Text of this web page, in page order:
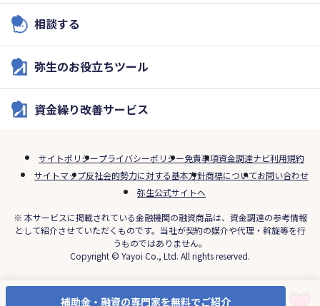
相談する
弥生のお役立ちツール
資金繰り改善サービス
サイトポリシープライバシーポリシー免責事項資金調達ナビ利用規約
サイトマップ反社会的勢力に対する基本方針商標についてお問い合わせ
弥生公式サイトへ
※ 本サービスに掲載されている金融機関の融資商品は、資金調達の参考情報
として紹介させていただくものです。当社が契約の媒介や代理・斡旋等を行
うものではありません。
Copyright © Yayoi Co., Ltd. All rights reserved.
補助金・融資の専門家を無料でご紹介